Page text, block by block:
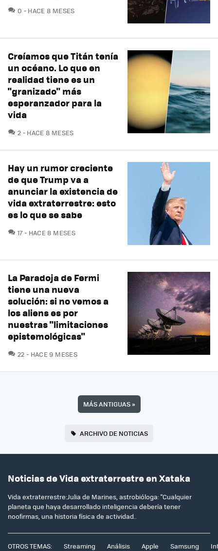
0 COMENTARIOS
HACE 8 MESES
Creíamos que Titán tenía
un océano. Lo que en
realidad tiene es un
"granizado" más
esperanzador para la
vida
2 COMENTARIOS
HACE 8 MESES
Hay un rumor creciente
de que Trump va a
anunciar la existencia de
vida extraterrestre: esto
es lo que se sabe
17COMENTARIOS
HACE 8 MESES
La Paradoja de Fermi
tiene una nueva
solución: si no vemos a
los aliens es por
nuestras "limitaciones
epistemológicas"
22 COMENTARIOS
HACE 9 MESES
MÁS ANTIGUAS»
ARCHIVO DE NOTICIAS
Noticias de Vida extraterrestre en Xataka
Vida extraterrestre:Julia de Marines, astrobióloga: "Cualquier
planeta que haya desarrollado inteligencia debería tener
noofirmas, una historia física de actividad..
OTROS TEMAS: Streaming Análisis Apple Samsung